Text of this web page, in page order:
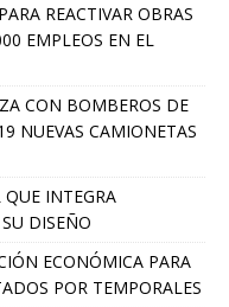
REACTIVAR OBRAS
EMPLEOS EN EL
CON BOMBEROS DE
NUEVAS CAMIONETAS
QUE INTEGRA
DISEÑO
ECONÓMICA PARA
POR TEMPORALES